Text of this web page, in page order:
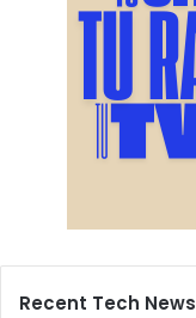
Recent Tech News